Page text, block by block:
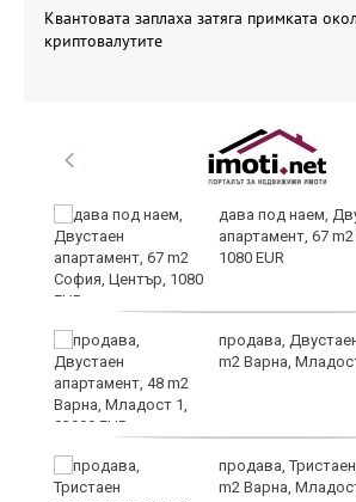
Квантовата заплаха затяга примката
криптовалутите
дава под наем,
апартамент, 67
1080 EUR
продава,
m2 Варна,
продава,
m2 Варна,